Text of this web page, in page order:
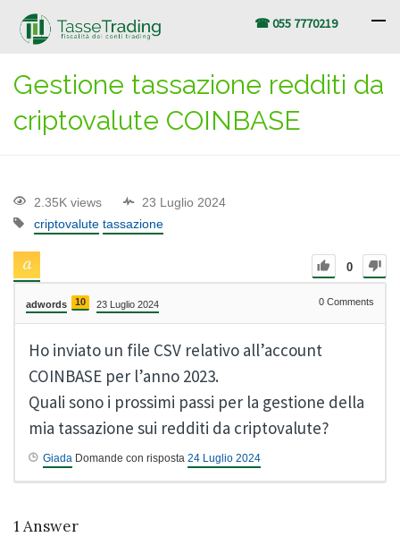
☎ 055 7770219
Gestione tassazione redditi da
criptovalute COINBASE
2.35K views
23 Luglio 2024
criptovalute tassazione
0
adwords 10 23 Luglio 2024 0 Comments
Ho inviato un file CSV relativo all’account
COINBASE per l’anno 2023.
Quali sono i prossimi passi per la gestione della
mia tassazione sui redditi da criptovalute?
Giada Domande con risposta 24 Luglio 2024
1 Answer